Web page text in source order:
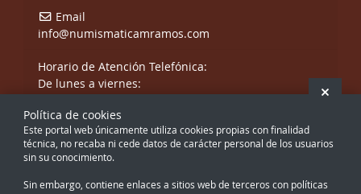
Email
info@numismaticamramos.com
Horario de Atención Telefónica:
De lunes a viernes:
y de 17:00 a 20:00 h.
Sábados, sólo mañanas.
Política de cookies
Este portal web únicamente utiliza cookies propias con finalidad
técnica, no recaba ni cede datos de carácter personal de los usuarios
sin su conocimiento.
Sin embargo, contiene enlaces a sitios web de terceros con políticas